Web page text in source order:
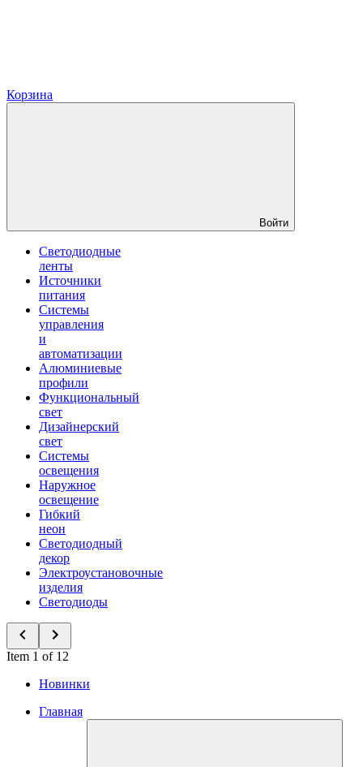
Корзина
Войти
Светодиодные
ленты
Источники
питания
Системы
управления
и
автоматизации
Алюминиевые
профили
Функциональный
свет
Дизайнерский
свет
Системы
освещения
Наружное
освещение
Гибкий
неон
Светодиодный
декор
Электроустановочные
изделия
Светодиоды
Item 1 of 12
Новинки
Главная